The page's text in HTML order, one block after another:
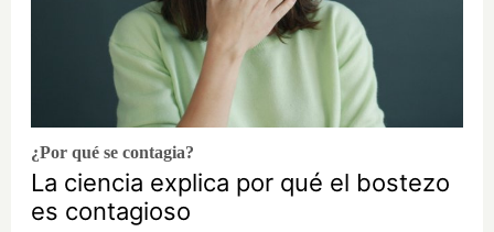
¿Por qué se contagia?
La ciencia explica por qué el bostezo
es contagioso